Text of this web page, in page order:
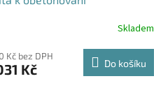
Skladem
Kč bez DPH
Kč Do košíku